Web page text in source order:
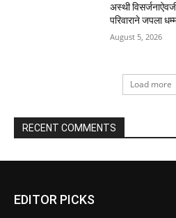
अस्थी
परिवाराने जपला
August 5, 2026
Load more
RECENT COMMENTS
EDITOR PICKS